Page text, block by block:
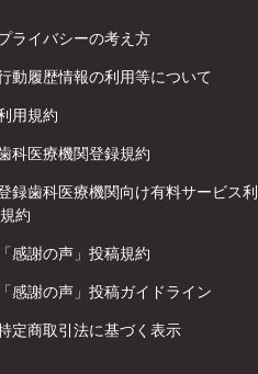
ライバシーの考え方
動履歴情報の利用等について
用規約
科医療機関登録規約
録歯科医療機関向け有料サービス利
約
「感謝の声」投稿規約
「感謝の声」投稿ガイドライン
定商取引法に基づく表示